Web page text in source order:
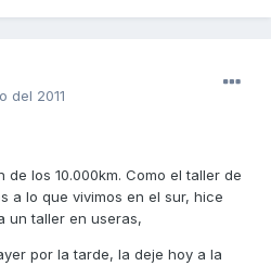
del 2011
los 10.000km. Como el taller de
a lo que vivimos en el sur, hice
un taller en useras,
por la tarde, la deje hoy a la